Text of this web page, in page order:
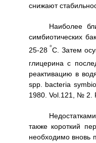
снижают
Наиболее
симбиотических
25-28 °С. Затем
глицерина с
реактивацию в
spp. bacteria
1980. Vol.121, № 2.
также короткий
необходимо вновь